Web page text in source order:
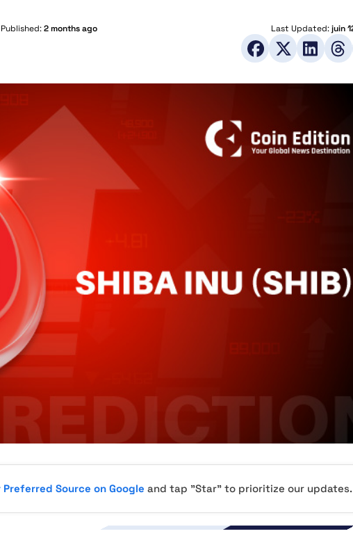
Published:2 months ago Last Updated:juin
Source on Google and tap "Star" to prioritize our updates.